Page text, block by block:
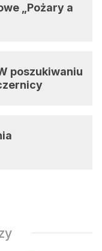
„Pożary a
poszukiwaniu